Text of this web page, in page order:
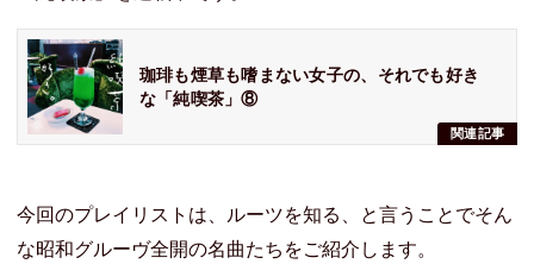
関連記事
珈琲も煙草も嗜まない女子の、それでも好き
な「純喫茶」⑧
今回のプレイリストは、ルーツを知る、と言うことでそん
な昭和グルーヴ全開の名曲たちをご紹介します。